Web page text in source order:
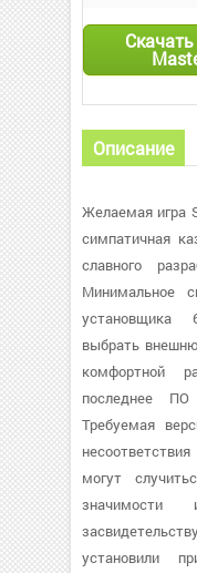
Описание
Желаемая игра
симпатичная
славного
Минимальное
установщика
выбрать
комфортной
последнее
Требуемая
могут
значимости
установили